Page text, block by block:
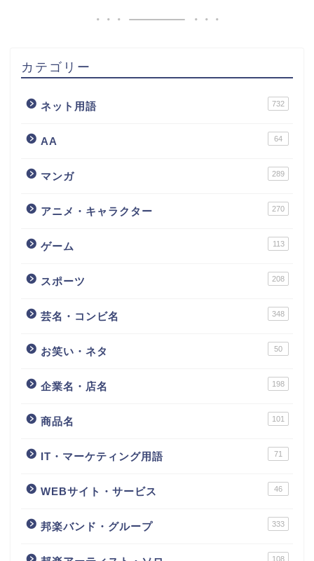
カテゴリー
ネット用語 732
AA 64
マンガ 289
アニメ・キャラクター 270
ゲーム 113
スポーツ 208
芸名・コンビ名 348
お笑い・ネタ 50
企業名・店名 198
商品名 101
IT・マーケティング用語 71
WEBサイト・サービス 46
邦楽バンド・グループ 333
108